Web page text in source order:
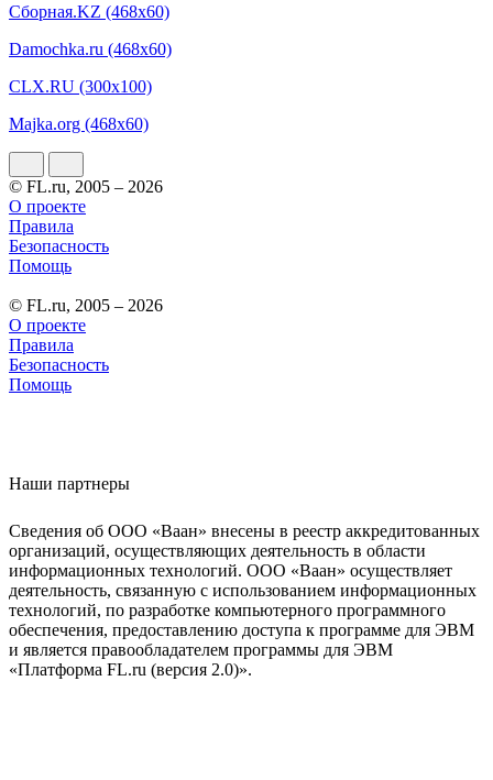
Сборная.KZ (468x60)
Damochka.ru (468x60)
CLX.RU (300x100)
Majka.org (468x60)
© FL.ru, 2005 – 2026
О проекте
Правила
Безопасность
Помощь
© FL.ru, 2005 – 2026
О проекте
Правила
Безопасность
Помощь
Наши партнеры
Сведения об ООО «Ваан» внесены в реестр аккредитованных
организаций, осуществляющих деятельность в области
информационных технологий. ООО «Ваан» осуществляет
деятельность, связанную с использованием информационных
технологий, по разработке компьютерного программного
обеспечения, предоставлению доступа к программе для ЭВМ
и является правообладателем программы для ЭВМ
«Платформа FL.ru (версия 2.0)».